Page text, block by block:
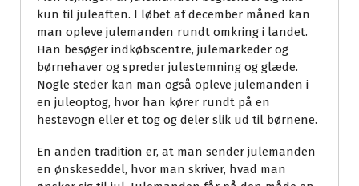
kun til juleaften. I løbet af december måned kan
man opleve julemanden rundt omkring i landet.
Han besøger indkøbscentre, julemarkeder og
børnehaver og spreder julestemning og glæde.
Nogle steder kan man også opleve julemanden i
en juleoptog, hvor han kører rundt på en
hestevogn eller et tog og deler slik ud til børnene.
En anden tradition er, at man sender julemanden
en ønskeseddel, hvor man skriver, hvad man